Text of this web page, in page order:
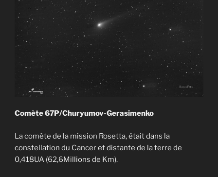
Comète 67P/Churyumov-Gerasimenko
La comète de la mission Rosetta, était dans la
constellation du Cancer et distante de la terre de
0,418UA (62,6Millions de Km).